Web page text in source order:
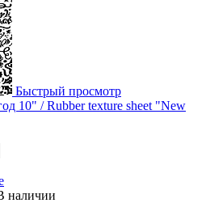
Быстрый просмотр
10" / Rubber texture sheet "New
наличии